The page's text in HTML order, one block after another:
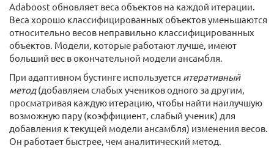
Adaboost обновляет веса объектов на каждой итерации.
Веса хорошо классифицированных объектов уменьшаются
относительно весов неправильно классифицированных
объектов. Модели, которые работают лучше, имеют
больший вес в окончательной модели ансамбля.
При адаптивном бустинге используется итеративный
метод(добавляем слабых учеников одного за другим,
просматривая каждую итерацию, чтобы найти наилучшую
возможную пару (коэффициент, слабый ученик) для
добавления к текущей модели ансамбля) изменения весов.
Он работает быстрее, чем аналитический метод.